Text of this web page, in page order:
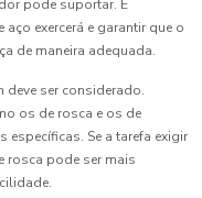
pode suportar. É
exercerá e garantir que o
de maneira adequada.
deve ser considerado.
os de rosca e os de
Se a tarefa exigir
rosca pode ser mais